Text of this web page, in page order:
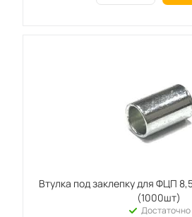
Втулка под заклепку для ФЦП
(1000шт)
Достаточно